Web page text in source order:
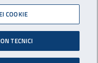
infortuni
a
COOKIE
TECNICI